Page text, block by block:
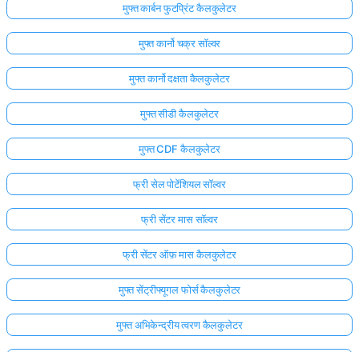
मुफ्त कार्बन फुटप्रिंट कैलकुलेटर
मुफ्त कार्नो चक्र सॉल्वर
मुफ्त कार्नो दक्षता कैलकुलेटर
मुफ्त सीडी कैलकुलेटर
मुफ्त CDF कैलकुलेटर
फ्री सेल पोटेंशियल सॉल्वर
फ्री सेंटर मास सॉल्वर
फ्री सेंटर ऑफ़ मास कैलकुलेटर
मुफ्त सेंट्रीफ्यूगल फोर्स कैलकुलेटर
मुफ्त अभिकेन्द्रीय त्वरण कैलकुलेटर